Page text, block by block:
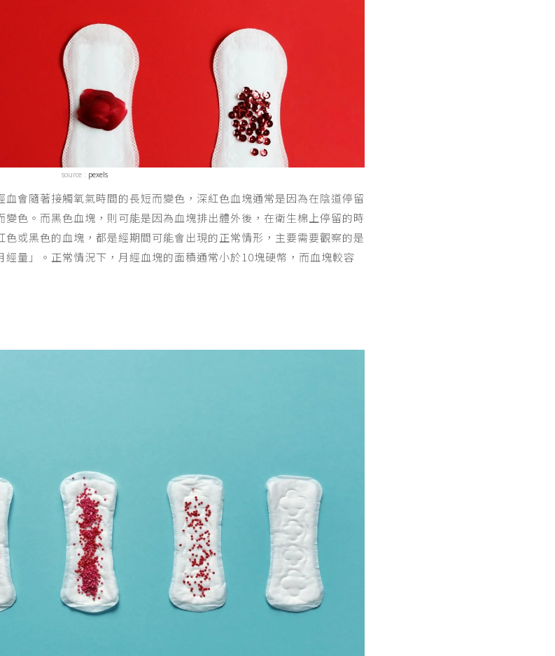
source : pexels
會隨著接觸氧氣時間的長短而變色，深紅色血塊通常是因為在陰道停留
色。而黑色血塊，則可能是因為血塊排出體外後，在衛生棉上停留的時
或黑色的血塊，都是經期間可能會出現的正常情形，主要需要觀察的是
量」。正常情況下，月經血塊的面積通常小於10塊硬幣，而血塊較容